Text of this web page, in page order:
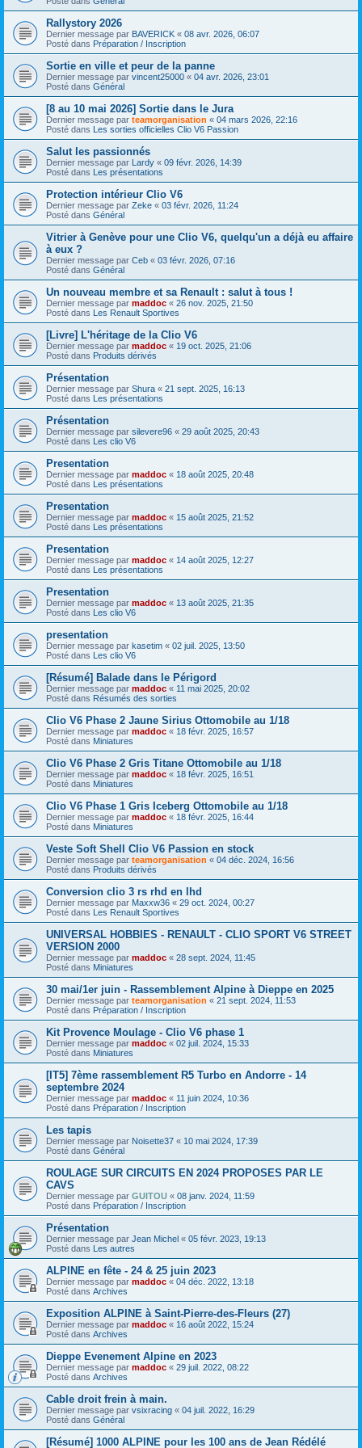
Rallystory 2026
Dernier message par BAVERICK « 08 avr. 2026, 06:07
Posté dans Préparation / Inscription
Sortie en ville et peur de la panne
Dernier message par vincent25000 « 04 avr. 2026, 23:01
Posté dans Général
[8 au 10 mai 2026] Sortie dans le Jura
Dernier message par teamorganisation « 04 mars 2026, 22:16
Posté dans Les sorties officielles Clio V6 Passion
Salut les passionnés
Dernier message par Lardy « 09 févr. 2026, 14:39
Posté dans Les présentations
Protection intérieur Clio V6
Dernier message par Zeke « 03 févr. 2026, 11:24
Posté dans Général
Vitrier à Genève pour une Clio V6, quelqu'un a déjà eu affaire
à eux ?
Dernier message par Ceb « 03 févr. 2026, 07:16
Posté dans Général
Un nouveau membre et sa Renault : salut à tous !
Dernier message par maddoc « 26 nov. 2025, 21:50
Posté dans Les Renault Sportives
[Livre] L'héritage de la Clio V6
Dernier message par maddoc « 19 oct. 2025, 21:06
Posté dans Produits dérivés
Présentation
Dernier message par Shura « 21 sept. 2025, 16:13
Posté dans Les présentations
Présentation
Dernier message par silevere96 « 29 août 2025, 20:43
Posté dans Les clio V6
Presentation
Dernier message par maddoc « 18 août 2025, 20:48
Posté dans Les présentations
Presentation
Dernier message par maddoc « 15 août 2025, 21:52
Posté dans Les présentations
Presentation
Dernier message par maddoc « 14 août 2025, 12:27
Posté dans Les présentations
Presentation
Dernier message par maddoc « 13 août 2025, 21:35
Posté dans Les clio V6
presentation
Dernier message par kasetim « 02 juil. 2025, 13:50
Posté dans Les clio V6
[Résumé] Balade dans le Périgord
Dernier message par maddoc « 11 mai 2025, 20:02
Posté dans Résumés des sorties
Clio V6 Phase 2 Jaune Sirius Ottomobile au 1/18
Dernier message par maddoc « 18 févr. 2025, 16:57
Posté dans Miniatures
Clio V6 Phase 2 Gris Titane Ottomobile au 1/18
Dernier message par maddoc « 18 févr. 2025, 16:51
Posté dans Miniatures
Clio V6 Phase 1 Gris Iceberg Ottomobile au 1/18
Dernier message par maddoc « 18 févr. 2025, 16:44
Posté dans Miniatures
Veste Soft Shell Clio V6 Passion en stock
Dernier message par teamorganisation « 04 déc. 2024, 16:56
Posté dans Produits dérivés
Conversion clio 3 rs rhd en lhd
Dernier message par Maxxw36 « 29 oct. 2024, 00:27
Posté dans Les Renault Sportives
UNIVERSAL HOBBIES - RENAULT - CLIO SPORT V6 STREET
VERSION 2000
Dernier message par maddoc « 28 sept. 2024, 11:45
Posté dans Miniatures
30 mai/1er juin - Rassemblement Alpine à Dieppe en 2025
Dernier message par teamorganisation « 21 sept. 2024, 11:53
Posté dans Préparation / Inscription
Kit Provence Moulage - Clio V6 phase 1
Dernier message par maddoc « 02 juil. 2024, 15:33
Posté dans Miniatures
[IT5] 7ème rassemblement R5 Turbo en Andorre - 14
septembre 2024
Dernier message par maddoc « 11 juin 2024, 10:36
Posté dans Préparation / Inscription
Les tapis
Dernier message par Noisette37 « 10 mai 2024, 17:39
Posté dans Général
ROULAGE SUR CIRCUITS EN 2024 PROPOSES PAR LE
CAVS
Dernier message par GUITOU « 08 janv. 2024, 11:59
Posté dans Préparation / Inscription
Présentation
Dernier message par Jean Michel « 05 févr. 2023, 19:13
Posté dans Les autres
ALPINE en fête - 24 & 25 juin 2023
Dernier message par maddoc « 04 déc. 2022, 13:18
Posté dans Archives
Exposition ALPINE à Saint-Pierre-des-Fleurs (27)
Dernier message par maddoc « 16 août 2022, 15:24
Posté dans Archives
Dieppe Evenement Alpine en 2023
Dernier message par maddoc « 29 juil. 2022, 08:22
Posté dans Archives
Cable droit frein à main.
Dernier message par vsixracing « 04 juil. 2022, 16:29
Posté dans Général
[Résumé] 1000 ALPINE pour les 100 ans de Jean Rédélé